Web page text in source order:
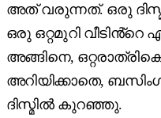
അത് വരുന്നത്. ഒരു
ഒരു ഒറ്റമുറി വീടിൻ്റെ
അങ്ങിനെ,
അറിയിക്കാതെ,
ദിസ്മിൽ കുറഞ്ഞു.